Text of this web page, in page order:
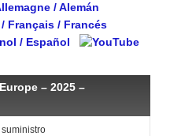
– 2025 –